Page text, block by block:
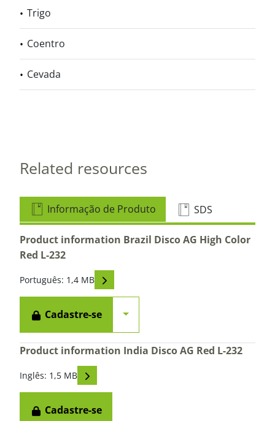
Trigo
Coentro
Cevada
Related resources
Informação de Produto SDS
Product information Brazil Disco AG High Color
Red L-232
Português: 1,4 MB Read descriptions
Cadastre-se alternar menu suspenso
Product information India Disco AG Red L-232
Inglês: 1,5 MB Read descriptions
Cadastre-se